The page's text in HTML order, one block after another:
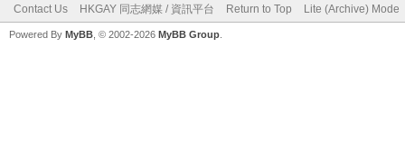
Contact Us HKGAY 同志網媒 / 資訊平台 Return to Top Lite (Archive) Mode
Powered By MyBB , © 2002-2026 MyBB Group